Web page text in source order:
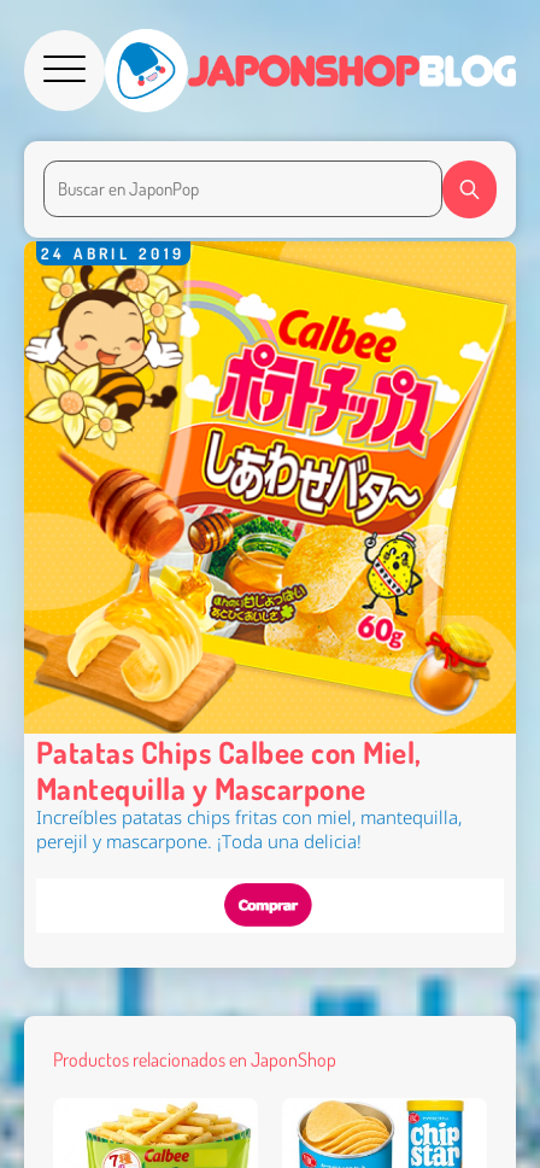
24 ABRIL 2019
Patatas Chips Calbee con Miel,
Mantequilla y Mascarpone
Increíbles patatas chips fritascon miel, mantequilla,
perejil y mascarpone. ¡Toda una delicia!
Productos relacionados en JaponShop